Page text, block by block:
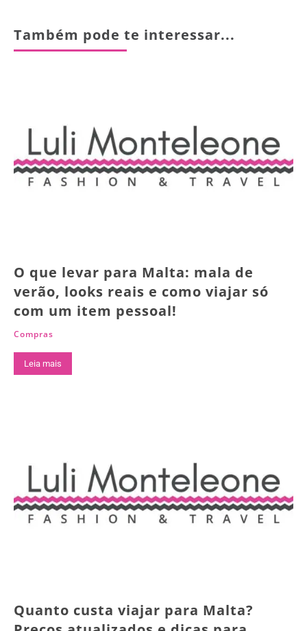
Também pode te interessar...
O que levar para Malta: mala de
verão, looks reais e como viajar só
com um item pessoal!
Compras
Leia mais
Quanto custa viajar para Malta?